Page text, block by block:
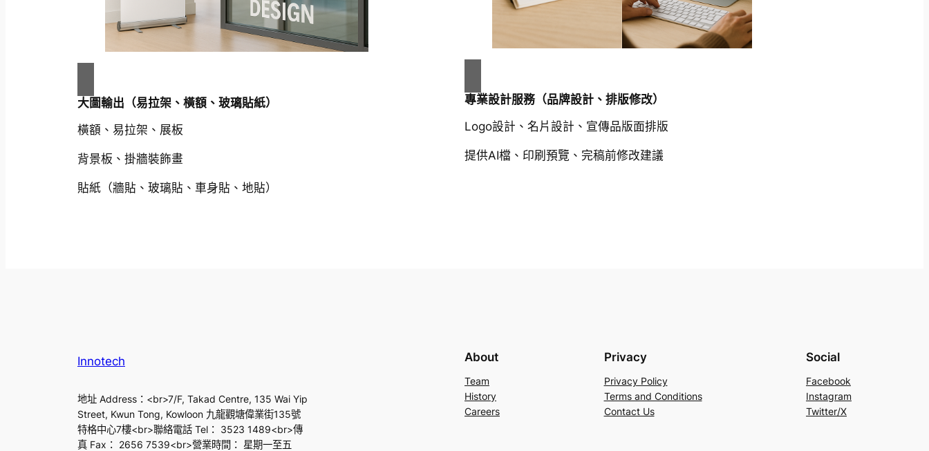
大圖輸出（易拉架、橫額、玻璃貼紙）
橫額、易拉架、展板
背景板、掛牆裝飾畫
貼紙（牆貼、玻璃貼、車身貼、地貼）
專業設計服務（品牌設計、排版修改）
Logo設計、名片設計、宣傳品版面排版
提供AI檔、印刷預覽、完稿前修改建議
Innotech
地址 Address：<br>7/F, Takad Centre, 135 Wai Yip
Street, Kwun Tong, Kowloon 九龍觀塘偉業街135號
特格中心7樓<br>聯絡電話 Tel： 3523 1489<br>傳
真 Fax： 2656 7539<br>營業時間： 星期一至五
About
Team
History
Careers
Privacy
Privacy Policy
Terms and Conditions
Contact Us
Social
Facebook
Instagram
Twitter/X